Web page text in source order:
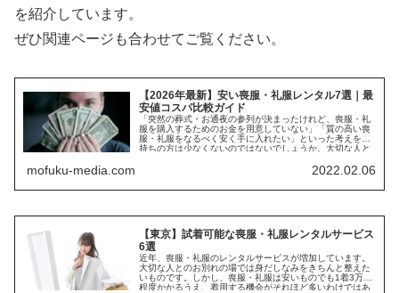
を紹介しています。
ぜひ関連ページも合わせてご覧ください。
【2026年最新】安い喪服・礼服レンタル7選｜最
安値コスパ比較ガイド
「突然の葬式・お通夜の参列が決まったけれど、喪服・礼
服を購入するためのお金を用意していない」「質の高い喪
服・礼服をなるべく安く手に入れたい」といった考えをお
持ちの方は少なくないのではないでしょうか。大切な人と
mofuku-media.com 2022.02.06
【東京】試着可能な喪服・礼服レンタルサービス
6選
近年、喪服・礼服のレンタルサービスが増加しています。
大切な人とのお別れの場では身だしなみをきちんと整えた
いものです。しかし、喪服・礼服は安いものでも1着3万円
程度かかるうえ、着用する機会がそれほど多いわけではあ